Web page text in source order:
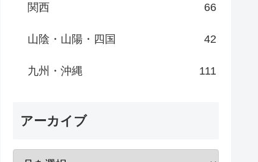
関西 66
山陰・山陽・四国 42
九州・沖縄 111
アーカイブ